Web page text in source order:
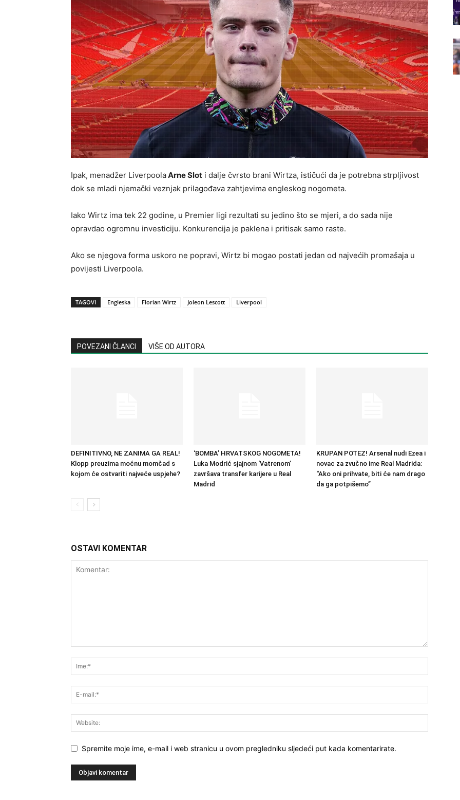
Ipak, menadžer LiverpoolaArne Slot i dalje čvrsto brani Wirtza, ističući da je potrebna strpljivost
dok se mladi njemački veznjak prilagođava zahtjevima engleskog nogometa.
Iako Wirtz ima tek 22 godine, u Premier ligi rezultati su jedino što se mjeri, a do sada nije
opravdao ogromnu investiciju. Konkurencija je paklena i pritisak samo raste.
Ako se njegova forma uskoro ne popravi, Wirtz bi mogao postati jedan od najvećih promašaja u
povijesti Liverpoola.
TAGOVI Engleska Florian Wirtz Joleon Lescott Liverpool
POVEZANI ČLANCI VIŠE OD AUTORA
DEFINITIVNO, NE ZANIMA GA REAL!
Klopp preuzima moćnu momčad s
kojom će ostvariti najveće uspjehe?
‘BOMBA’ HRVATSKOG NOGOMETA!
Luka Modrić sjajnom ‘Vatrenom’
završava transfer karijere u Real
Madrid
KRUPAN POTEZ! Arsenal nudi Ezea i
novac za zvučno ime Real Madrida:
“Ako oni prihvate, biti će nam drago
da ga potpišemo”
OSTAVI KOMENTAR
Spremite moje ime, e-mail i web stranicu u ovom pregledniku sljedeći put kada komentarirate.